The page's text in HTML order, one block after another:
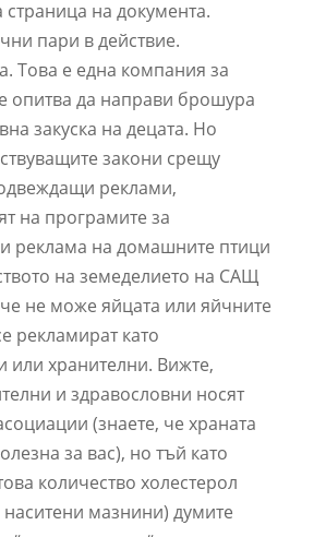
страница на документа.
пари в действие.
Това е една компания за
опитва да направи брошура
закуска на децата. Но
закони срещу
реклами,
на програмите за
реклама на домашните птици
на земеделието на САЩ
не може яйцата или яйчните
рекламират като
или хранителни. Вижте,
и здравословни носят
(знаете, че храната
за вас), но тъй като
количество холестерол
мазнини) думите